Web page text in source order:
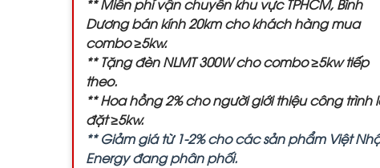
** Miễn phí vận chuyển khu vực TPHCM, Bình
Dương bán kính 20km cho khách hàng mua
combo ≥5kw.
** Tặng đèn NLMT 300W cho combo ≥5kw tiếp
theo.
** Hoa hồng 2% cho người giới thiệu công trình
đặt ≥5kw.
** Giảm giá từ 1-2% cho các sản phẩm Việt
Energy đang phân phối.